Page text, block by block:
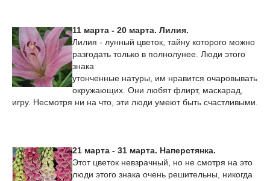
11 марта - 20 марта. Лилия.
Лилия - лунный цветок, тайну которого можно
разгодать только в полнолунее. Люди этого
знака
утонченные натуры, им нравится очаровывать
окружающих. Они любят флирт, маскарад,
игру. Несмотря ни на что, эти люди умеют быть счастливыми.
21 марта - 31 марта. Наперстянка.
Этот цветок невзрачный, но не смотря на это
люди этого знака очень решительны, никогда